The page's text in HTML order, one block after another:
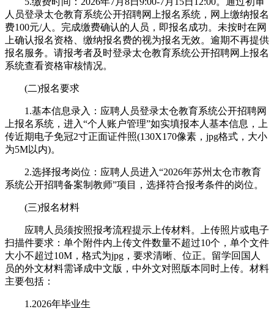
人员登录太仓教育系统公开招聘网上报名系统，网上缴纳报名
费100元/人。完成缴费确认的人员，即报名成功。未按时在网
上确认报名资格、缴纳报名费的视为报名无效。逾期不再提供
报名服务。请报考者及时登录太仓教育系统公开招聘网上报名
系统查看资格审核情况。
(二)报名要求
1.基本信息录入：应聘人员登录太仓教育系统公开招聘网
上报名系统，进入“个人账户管理”如实填报本人基本信息，上
传近期电子免冠2寸正面证件照(130X170像素，jpg格式，大小
为5M以内)。
2.选择报考岗位：应聘人员进入“2026年苏州太仓市教育
系统公开招聘备案制教师”项目，选择符合报考条件的岗位。
(三)报名材料
应聘人员须按照报考流程提示上传材料。上传照片或电子
扫描件要求：单个附件内上传文件数量不超过10个，单个文件
大小不超过10M，格式为jpg，要求清晰、位正。留学回国人
员的外文材料需译成中文版，中外文对照版本同时上传。材料
主要包括：
1.2026年毕业生